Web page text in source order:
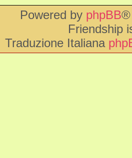
Powered by phpBB®
Friendship
Traduzione Italiana